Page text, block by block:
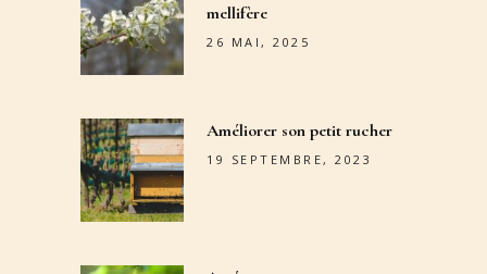
mellifère
26 MAI, 2025
Améliorer son petit rucher
19 SEPTEMBRE, 2023